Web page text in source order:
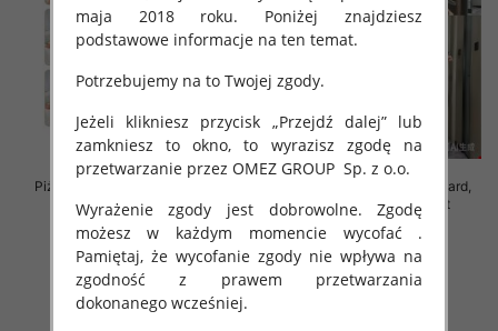
Piżama damska Roz M/L/XL, Mix
kolor Paczka 12 szt
26.00 zł
szczegóły
Piżama damska Roz Standard,
Mix kolor Paczka 12 szt
37.00 zł
szczegóły
maja 2018 roku. Poniżej znajdziesz
podstawowe informacje na ten temat.
Potrzebujemy na to Twojej zgody.
Jeżeli klikniesz przycisk „Przejdź dalej” lub
zamkniesz to okno, to wyrazisz zgodę na
przetwarzanie przez OMEZ GROUP Sp. z o.o.
Wyrażenie zgody jest dobrowolne. Zgodę
możesz w każdym momencie wycofać .
Pamiętaj, że wycofanie zgody nie wpływa na
zgodność z prawem przetwarzania
dokonanego wcześniej.